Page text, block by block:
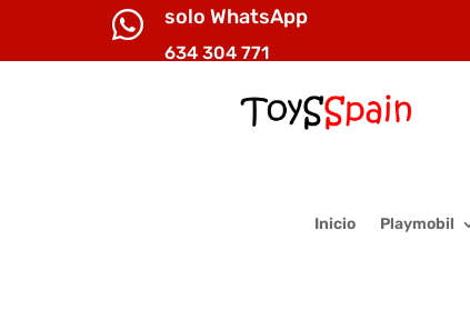
 solo WhatsApp
634 304 771
Inicio Playmobil